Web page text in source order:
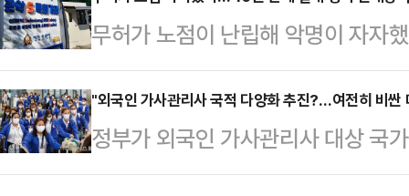
자녀 성장에 더 효과가 있다"고 조
이 건강보험심사…
안은 서울 동작구 노량진에 있는 학
가봤다. 수능을 3일 앞둔 상황에서
으로 향하는 수험생들의 모습을 어
대에서 만난 김모(20)씨는 지난 수
기만 다닌 뒤 휴학계…
무허가 노점이 난립해 악명이 자자
다. 서울 관악구는 대대적인 정비
무허가 노점들이 생겨나는 것을 철
노점의 미관이 개선되고 위생 상태
다. 일각에서는 자전거 불법주차 문
"외국인 가사관리사 국적 다양화 추진?…여전히 비
정부가 외국인 가사관리사 대상 국
인도네시아 등으로 확대하는 방안